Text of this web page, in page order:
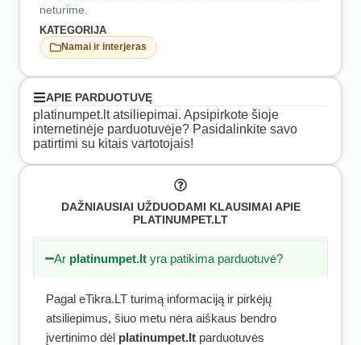
neturime.
KATEGORIJA
Namai ir interjeras
APIE PARDUOTUVĘ
platinumpet.lt atsiliepimai. Apsipirkote šioje
internetinėje parduotuvėje? Pasidalinkite savo
patirtimi su kitais vartotojais!
DAŽNIAUSIAI UŽDUODAMI KLAUSIMAI APIE
PLATINUMPET.LT
Ar platinumpet.lt yra patikima parduotuvė?
Pagal eTikra.LT turimą informaciją ir pirkėjų
atsiliepimus, šiuo metu nėra aiškaus bendro
įvertinimo dėl platinumpet.lt parduotuvės